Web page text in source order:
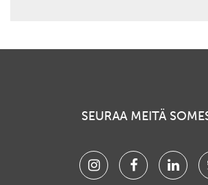
SEURAA MEITÄ
InstagramFacebook